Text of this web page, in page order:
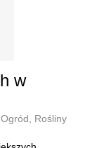
w
Rośliny